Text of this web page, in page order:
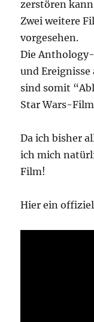
zerstören
Zwei weitere
vorgesehen.
Die
und Ereignisse
sind somit
Star Wars-
Da ich bisher
ich mich
Film!
Hier ein